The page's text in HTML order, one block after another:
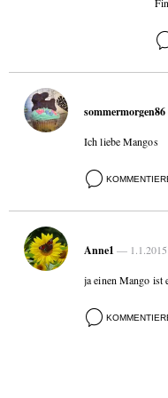
sommermorgen86
Ich liebe Mangos
Anne1 — 1.1.2015
ja einen Mango ist